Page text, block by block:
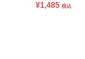
¥1,485 税込